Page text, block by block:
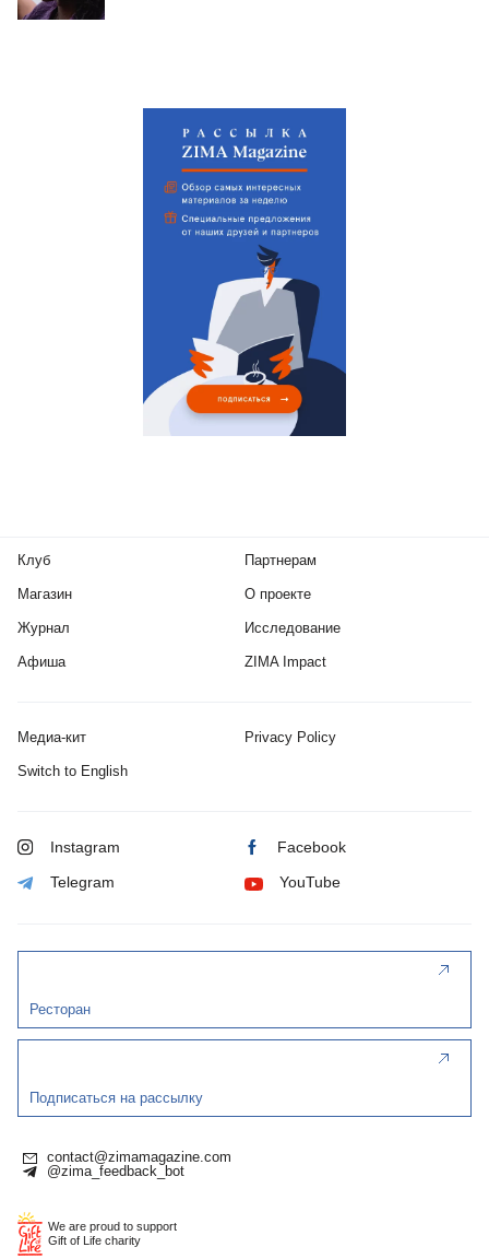
Клуб
Магазин
Журнал
Афиша
Партнерам
О проекте
Исследование
ZIMA Impact
Медиа-кит Privacy Policy
Switch to English
Instagram Facebook
Telegram YouTube
Ресторан
Подписаться на рассылку
contact@zimamagazine.com
@zima_feedback_bot
We are proud to support
Gift of Life charity